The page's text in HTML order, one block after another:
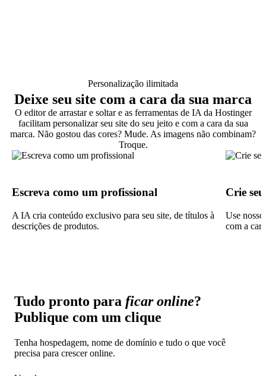
Personalização ilimitada
Deixe seu site com a cara da sua marca
O editor de arrastar e soltar e as ferramentas de IA da Hostinger
facilitam personalizar seu site do seu jeito e com a cara da sua
marca. Não gostou das cores? Mude. As imagens não combinam?
Troque.
Escreva como um profissional
A IA cria conteúdo exclusivo para seu site, de títulos à
descrições de produtos.
Crie
Use
com a
Tudo pronto para ficar online?
Publique com um clique
Tenha hospedagem, nome de domínio e tudo o que você
precisa para crescer online.